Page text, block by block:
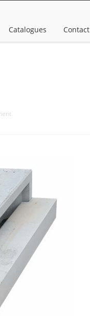
Catalogues Contact